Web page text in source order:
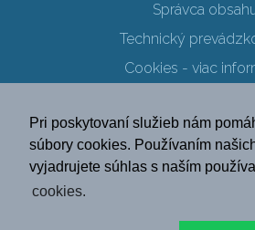
Pri poskytovaní služieb nám
súbory cookies. Používaním
vyjadrujete súhlas s naším
cookies.
Správca
Technický
Cookies - viac
Ochrana osobných
SK EN DE